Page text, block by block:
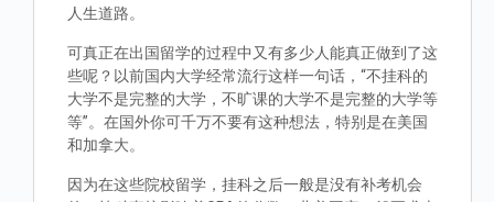
人生道路。
可真正在出国留学的过程中又有多少人能真正做到了这
些呢？以前国内大学经常流行这样一句话，“不挂科的
大学不是完整的大学，不旷课的大学不是完整的大学等
等”。在国外你可千万不要有这种想法，特别是在美国
和加拿大。
因为在这些院校留学，挂科之后一般是没有补考机会